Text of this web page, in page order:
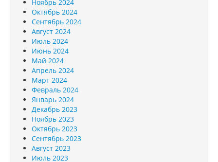
Ноябрь 2024
Октябрь 2024
Сентябрь 2024
Август 2024
Июль 2024
Июнь 2024
Май 2024
Апрель 2024
Март 2024
Февраль 2024
Январь 2024
Декабрь 2023
Ноябрь 2023
Октябрь 2023
Сентябрь 2023
Август 2023
Июль 2023